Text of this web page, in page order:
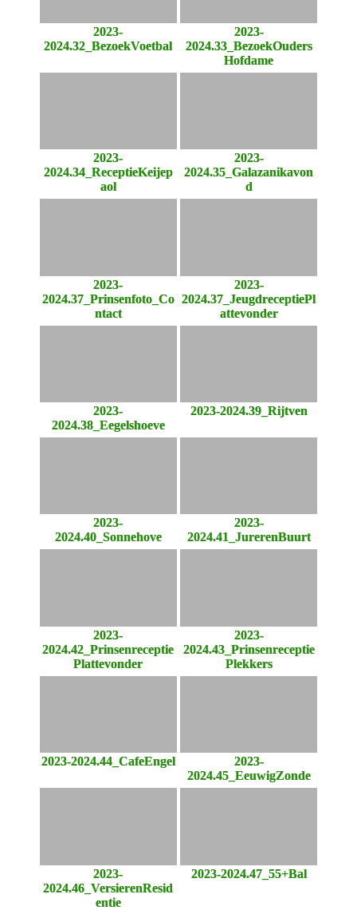
2023-
2024.32_BezoekVoetbal
2023-
2024.33_BezoekOuders
Hofdame
2023-
2024.34_ReceptieKeijep
aol
2023-
2024.35_Galazanikavon
d
2023-
2024.37_Prinsenfoto_Co
ntact
2023-
2024.37_JeugdreceptiePl
attevonder
2023-
2024.38_Eegelshoeve
2023-2024.39_Rijtven
2023-
2024.40_Sonnehove
2023-
2024.41_JurerenBuurt
2023-
2024.42_Prinsenreceptie
Plattevonder
2023-
2024.43_Prinsenreceptie
Plekkers
2023-2024.44_CafeEngel
2023-
2024.45_EeuwigZonde
2023-
2024.46_VersierenResid
entie
2023-2024.47_55+Bal